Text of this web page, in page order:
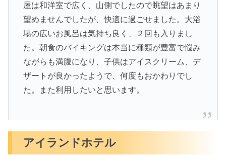
屋は和洋室で広く、山側でしたので眺望はあまり
望めませんでしたが、快適に過ごせました。大浴
場の広いお風呂は気持ち良く、２回も入りまし
た。朝食のバイキングは本当に種類が豊富で悩み
ながらも満腹になり、子供はアイスクリーム、デ
ザートが良かったようで、何度もおかわりでし
た。また利用したいと思います。
アイランドホテル